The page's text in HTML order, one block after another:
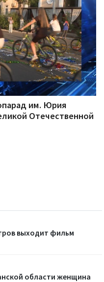
им. Юрия
Отечественной
выходит фильм
области женщина